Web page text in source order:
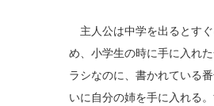
主人公は中学を出るとす
め、小学生の時に手に入れ
ラシなのに、書かれている
いに自分の姉を手に入れる